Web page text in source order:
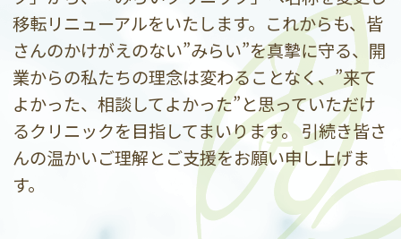
移転リニューアルをいたします。これからも、皆
さんのかけがえのない”みらい”を真摯に守る、開
業からの私たちの理念は変わることなく、”来て
よかった、相談してよかった”と思っていただけ
るクリニックを目指してまいります。 引続き皆さ
んの温かいご理解とご支援をお願い申し上げま
す。